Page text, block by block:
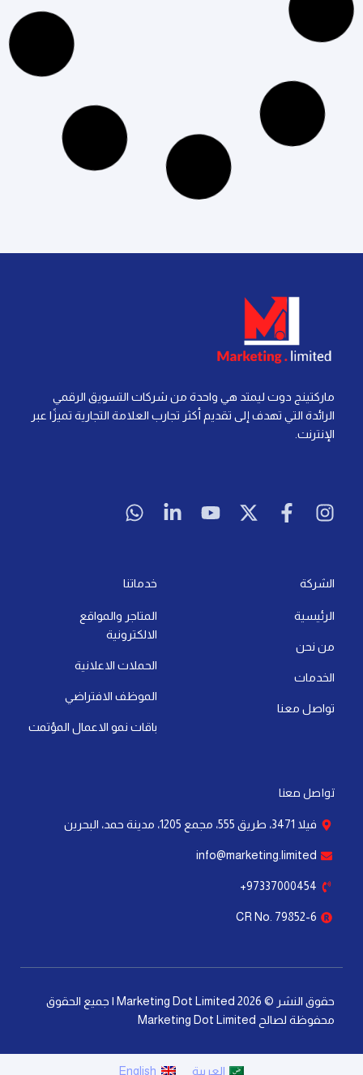
الشات بوت: تعرف على مفهومه وأهمية استخدامه
إقرأ المزيد »
آخر تحديث: 21 يوليو، 2026
إعادة الاستهداف في التسويق الرقمي: كل ما تحتاج
التسويق الرقمي
أهمية خوارزميات التسويق: كيف تؤثر على نجاح
إقرأ المزيد »